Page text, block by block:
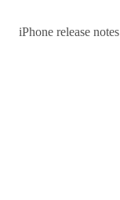
iPhone release notes